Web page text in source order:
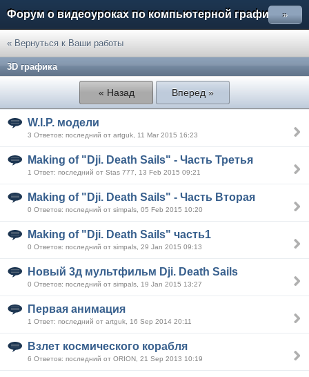
Форум о видеоуроках по компьютерной графике »
« Вернуться к Ваши работы
3D графика
« Назад Вперед »
W.I.P. модели
3 Ответов: последний от artguk, 11 Mar 2015 16:23
Making of "Dji. Death Sails" - Часть Третья
1 Ответ: последний от Stas 777, 13 Feb 2015 09:21
Making of "Dji. Death Sails" - Часть Вторая
0 Ответов: последний от simpals, 05 Feb 2015 10:20
Making of "Dji. Death Sails" часть1
0 Ответов: последний от simpals, 29 Jan 2015 09:13
Новый 3д мультфильм Dji. Death Sails
0 Ответов: последний от simpals, 19 Jan 2015 13:27
Первая анимация
1 Ответ: последний от artguk, 16 Sep 2014 20:11
Взлет космического корабля
6 Ответов: последний от ORION, 21 Sep 2013 10:19